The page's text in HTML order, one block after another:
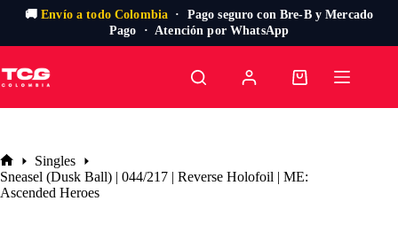
🚚Envío a todo Colombia · Pago seguro con Bre-B y Mercado
Pago · Atención por WhatsApp
al
contenido
Carro
Inicio
Singles
Sneasel (Dusk Ball) | 044/217 | Reverse Holofoil | ME:
Ascended Heroes